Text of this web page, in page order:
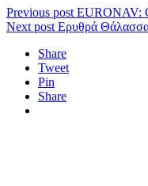
Previous post EURONAV:
Next post Ερυθρά
Share
Tweet
Pin
Share